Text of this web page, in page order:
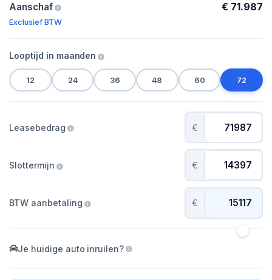
Aanschaf € 71.987
Exclusief BTW
Looptijd in maanden
12 24 36 48 60 72
Leasebedrag €
Slottermijn €
BTW aanbetaling €
Je huidige auto inruilen?